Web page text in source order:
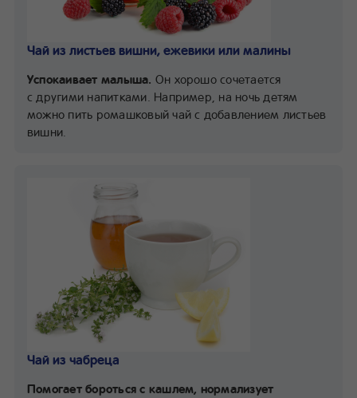
Чай из листьев вишни, ежевики или малины
Успокаивает малыша. Он хорошо сочетается
с другими напитками. Например, на ночь детям
можно пить ромашковый чай с добавлением листьев
вишни.
Чай из чабреца
Помогает бороться с кашлем, нормализует